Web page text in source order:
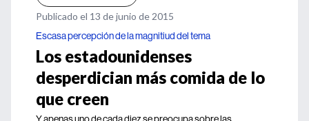
Publicado el 13 de junio de 2015
Escasa percepción de la magnitiud del tema
Los estadounidenses
desperdician más comida de lo
que creen